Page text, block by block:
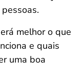
melhor o que
e quais
uma boa